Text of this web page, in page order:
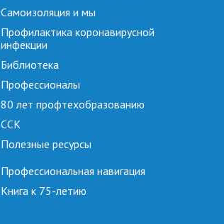
Самоизоляция и мы
Профилактика коронавирусной
инфекции
Библиотека
Профессионалы
80 лет профтехобразованию
ССК
Полезные ресурсы
Профессиональная навигация
Книга к 75-летию